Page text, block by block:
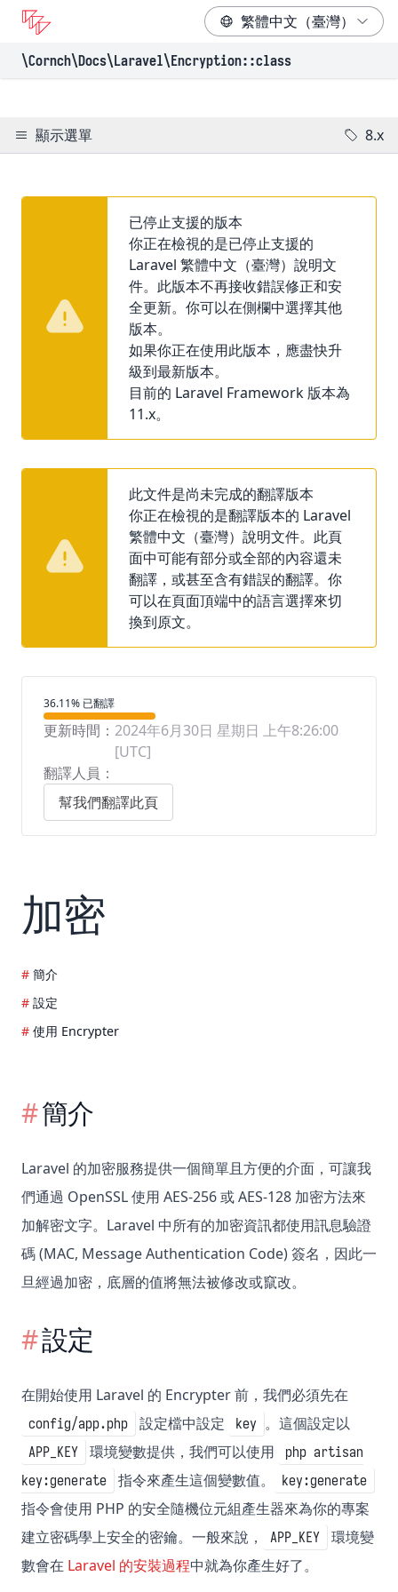
\Cornch\Docs\Laravel\Encryption::class
顯示選單 8.x
已停止支援的版本
你正在檢視的是已停止支援的
Laravel 繁體中文（臺灣）說明文
件。此版本不再接收錯誤修正和安
全更新。你可以在側欄中選擇其他
版本。
如果你正在使用此版本，應盡快升
級到最新版本。
目前的 Laravel Framework 版本為
11.x。
此文件是尚未完成的翻譯版本
你正在檢視的是翻譯版本的 Laravel
繁體中文（臺灣）說明文件。此頁
面中可能有部分或全部的內容還未
翻譯，或甚至含有錯誤的翻譯。你
可以在頁面頂端中的語言選擇來切
換到原文。
翻譯進度
36.11% 已翻譯
更新時間： 2024年6月30日 星期日 上午8:26:00
[UTC]
翻譯人員：
幫我們翻譯此頁
加密
簡介
設定
使用 Encrypter
簡介
Laravel 的加密服務提供一個簡單且方便的介面，可讓我
們通過 OpenSSL 使用 AES-256 或 AES-128 加密方法來
加解密文字。Laravel 中所有的加密資訊都使用訊息驗證
碼 (MAC, Message Authentication Code) 簽名，因此一
旦經過加密，底層的值將無法被修改或竄改。
設定
在開始使用 Laravel 的 Encrypter 前，我們必須先在
config/app.php 設定檔中設定 key 。這個設定以
APP_KEY 環境變數提供，我們可以使用
php artisan
key:generate
指令來產生這個變數值。 key:generate
指令會使用 PHP 的安全隨機位元組產生器來為你的專案
建立密碼學上安全的密鑰。一般來說，
APP_KEY
環境變
數會在 Laravel 的安裝過程中就為你產生好了。